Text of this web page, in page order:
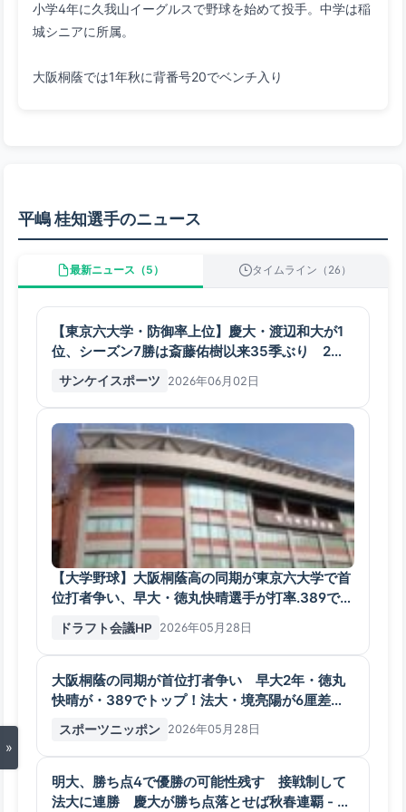
»
小学4年に久我山イーグルスで野球を始めて投手。中学は稲
大阪桐蔭では1年秋に背番号20でベンチ入り
平嶋 桂知選手のニュース
最新ニュース（5） タイムライン（26）
【東京六大学・防御率上位】慶大・渡辺和大が1
位、シーズン7勝は斎藤佑樹以来35季ぶり 2位
は明大・平嶋桂知 全日程終了
サンケイスポーツ 2026年06月02日
【大学野球】大阪桐蔭高の同期が東京六大学で首
位打者争い、早大・徳丸快晴選手が打率.389でト
ップ、法大・境亮陽選手が追う
ドラフト会議HP 2026年05月28日
大阪桐蔭の同期が首位打者争い 早大2年・徳丸
快晴が・389でトップ！法大・境亮陽が6厘差で
追う - スポニチ Sponichi Annex 野球
スポーツニッポン 2026年05月28日
明大、勝ち点4で優勝の可能性残す 接戦制して
法大に連勝 慶大が勝ち点落とせば秋春連覇 - ス